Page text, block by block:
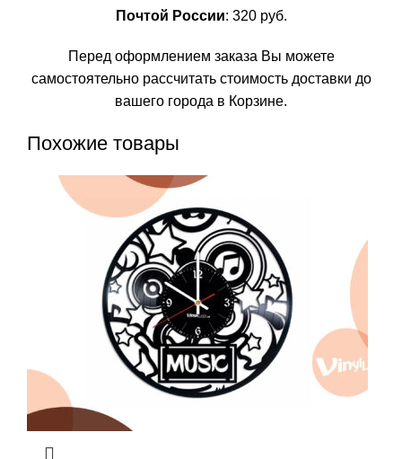
Почтой России: 320 руб.
Перед оформлением заказа Вы можете
самостоятельно рассчитать стоимость доставки до
вашего города в Корзине.
Похожие товары